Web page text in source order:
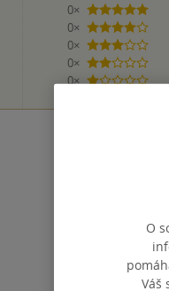
0×
5
0×
4
0×
3
0×
2 hvězdičky
0×
1 hvezdička
O
Váš